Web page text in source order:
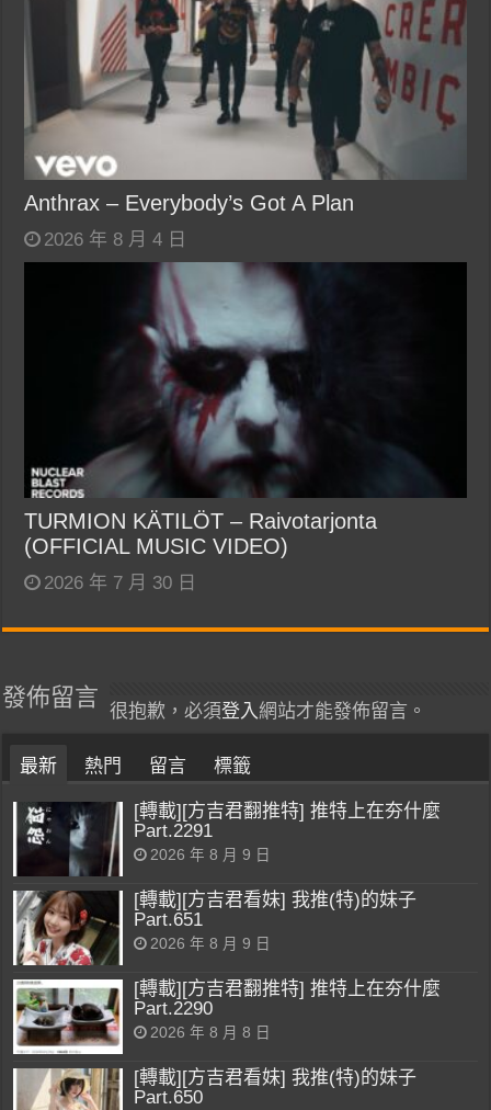
Anthrax – Everybody’s Got A Plan
2026 年 8 月 4 日
TURMION KÄTILÖT – Raivotarjonta
(OFFICIAL MUSIC VIDEO)
2026 年 7 月 30 日
發佈留言
很抱歉，必須登入網站才能發佈留言。
最新 熱門 留言 標籤
[轉載][方吉君翻推特] 推特上在夯什麼
Part.2291
2026 年 8 月 9 日
[轉載][方吉君看妹] 我推(特)的妹子
Part.651
2026 年 8 月 9 日
[轉載][方吉君翻推特] 推特上在夯什麼
Part.2290
2026 年 8 月 8 日
[轉載][方吉君看妹] 我推(特)的妹子
Part.650